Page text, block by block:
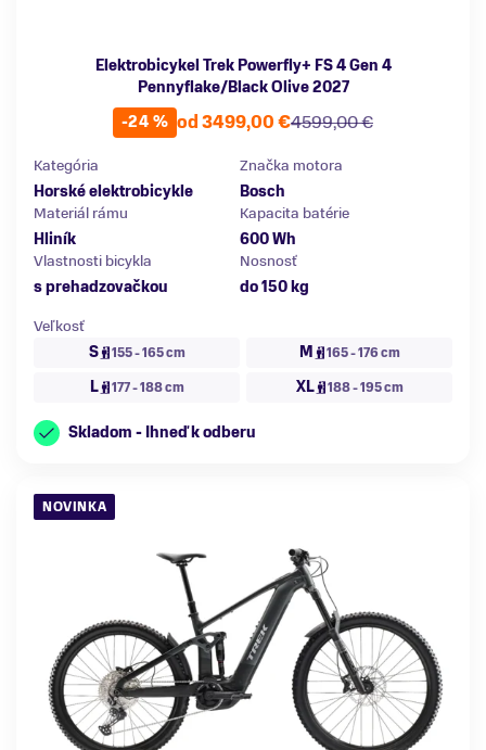
Elektrobicykel Trek Powerfly+ FS 4 Gen 4
Pennyflake/Black Olive 2027
-24 %
4599,00 €
od 3499,00 €
Kategória
Horské elektrobicykle
Značka motora
Bosch
Materiál rámu
Hliník
Kapacita batérie
600 Wh
Vlastnosti bicykla
s prehadzovačkou
Nosnosť
do 150 kg
Veľkosť
S
155 - 165 cm M 165 - 176 cm
L 177 - 188 cm XL 188 - 195 cm
Skladom - Ihneď k odberu
NOVINKA